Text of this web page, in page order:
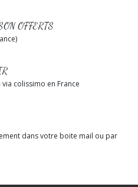
OFFERTS
colissimo en France
dans votre boite mail ou par